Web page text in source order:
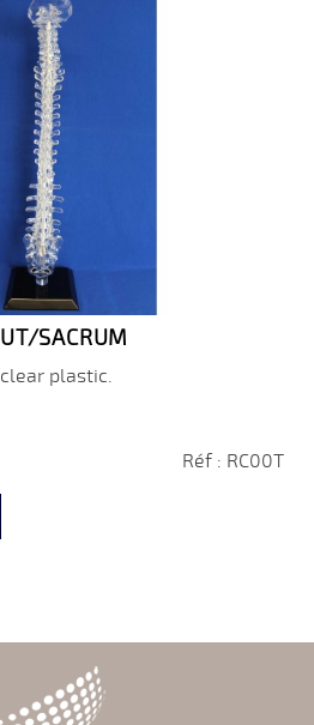
SACRUM
plastic.
Réf : RC00T